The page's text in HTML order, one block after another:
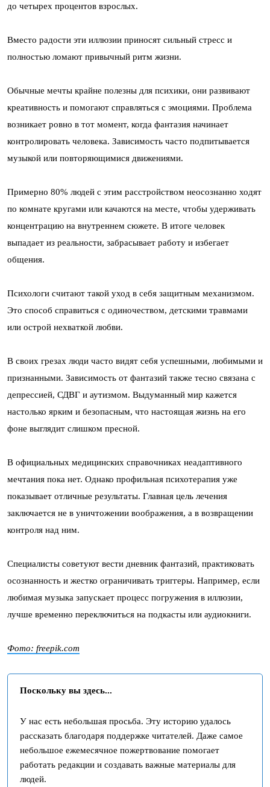
до четырех процентов взрослых.
Вместо радости эти иллюзии приносят сильный стресс и
полностью ломают привычный ритм жизни.
Обычные мечты крайне полезны для психики, они развивают
креативность и помогают справляться с эмоциями. Проблема
возникает ровно в тот момент, когда фантазия начинает
контролировать человека. Зависимость часто подпитывается
музыкой или повторяющимися движениями.
Примерно 80% людей с этим расстройством неосознанно ходят
по комнате кругами или качаются на месте, чтобы удерживать
концентрацию на внутреннем сюжете. В итоге человек
выпадает из реальности, забрасывает работу и избегает
общения.
Психологи считают такой уход в себя защитным механизмом.
Это способ справиться с одиночеством, детскими травмами
или острой нехваткой любви.
В своих грезах люди часто видят себя успешными, любимыми и
признанными. Зависимость от фантазий также тесно связана с
депрессией, СДВГ и аутизмом. Выдуманный мир кажется
настолько ярким и безопасным, что настоящая жизнь на его
фоне выглядит слишком пресной.
В официальных медицинских справочниках неадаптивного
мечтания пока нет. Однако профильная психотерапия уже
показывает отличные результаты. Главная цель лечения
заключается не в уничтожении воображения, а в возвращении
контроля над ним.
Специалисты советуют вести дневник фантазий, практиковать
осознанность и жестко ограничивать триггеры. Например, если
любимая музыка запускает процесс погружения в иллюзии,
лучше временно переключиться на подкасты или аудиокниги.
Фото: freepik.com
Поскольку вы здесь...
У нас есть небольшая просьба. Эту историю удалось
рассказать благодаря поддержке читателей. Даже самое
небольшое ежемесячное пожертвование помогает
работать редакции и создавать важные материалы для
людей.